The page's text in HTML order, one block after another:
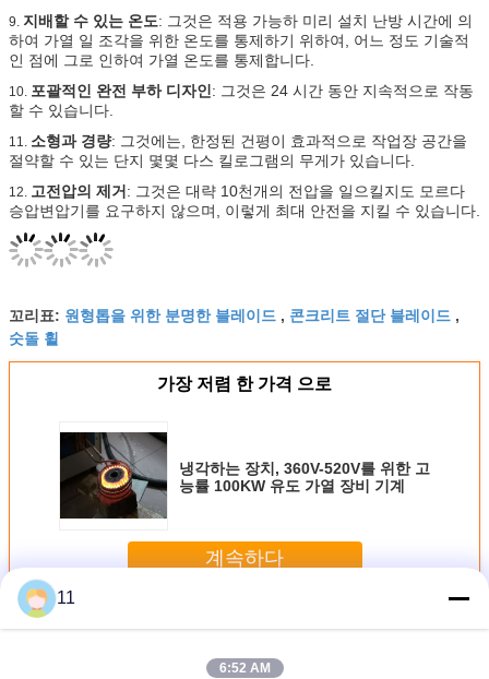
9. 지배할 수 있는 온도: 그것은 적용 가능하 미리 설치 난방 시간에 의
하여 가열 일 조각을 위한 온도를 통제하기 위하여, 어느 정도 기술적
인 점에 그로 인하여 가열 온도를 통제합니다.
10. 포괄적인 완전 부하 디자인 : 그것은 24 시간 동안 지속적으로 작동
할 수 있습니다.
11. 소형과 경량: 그것에는, 한정된 건평이 효과적으로 작업장 공간을
절약할 수 있는 단지 몇몇 다스 킬로그램의 무게가 있습니다.
12. 고전압의 제거 : 그것은 대략 10천개의 전압을 일으킬지도 모르다
승압변압기를 요구하지 않으며, 이렇게 최대 안전을 지킬 수 있습니다.
꼬리표: 원형톱을 위한 분명한 블레이드 , 콘크리트 절단 블레이드 ,
숫돌 휠
가장 저렴 한 가격 으로
냉각하는 장치, 360V-520V를 위한 고
능률 100KW 유도 가열 장비 기계
계속하다
더 많은 것
11
6:52 AM